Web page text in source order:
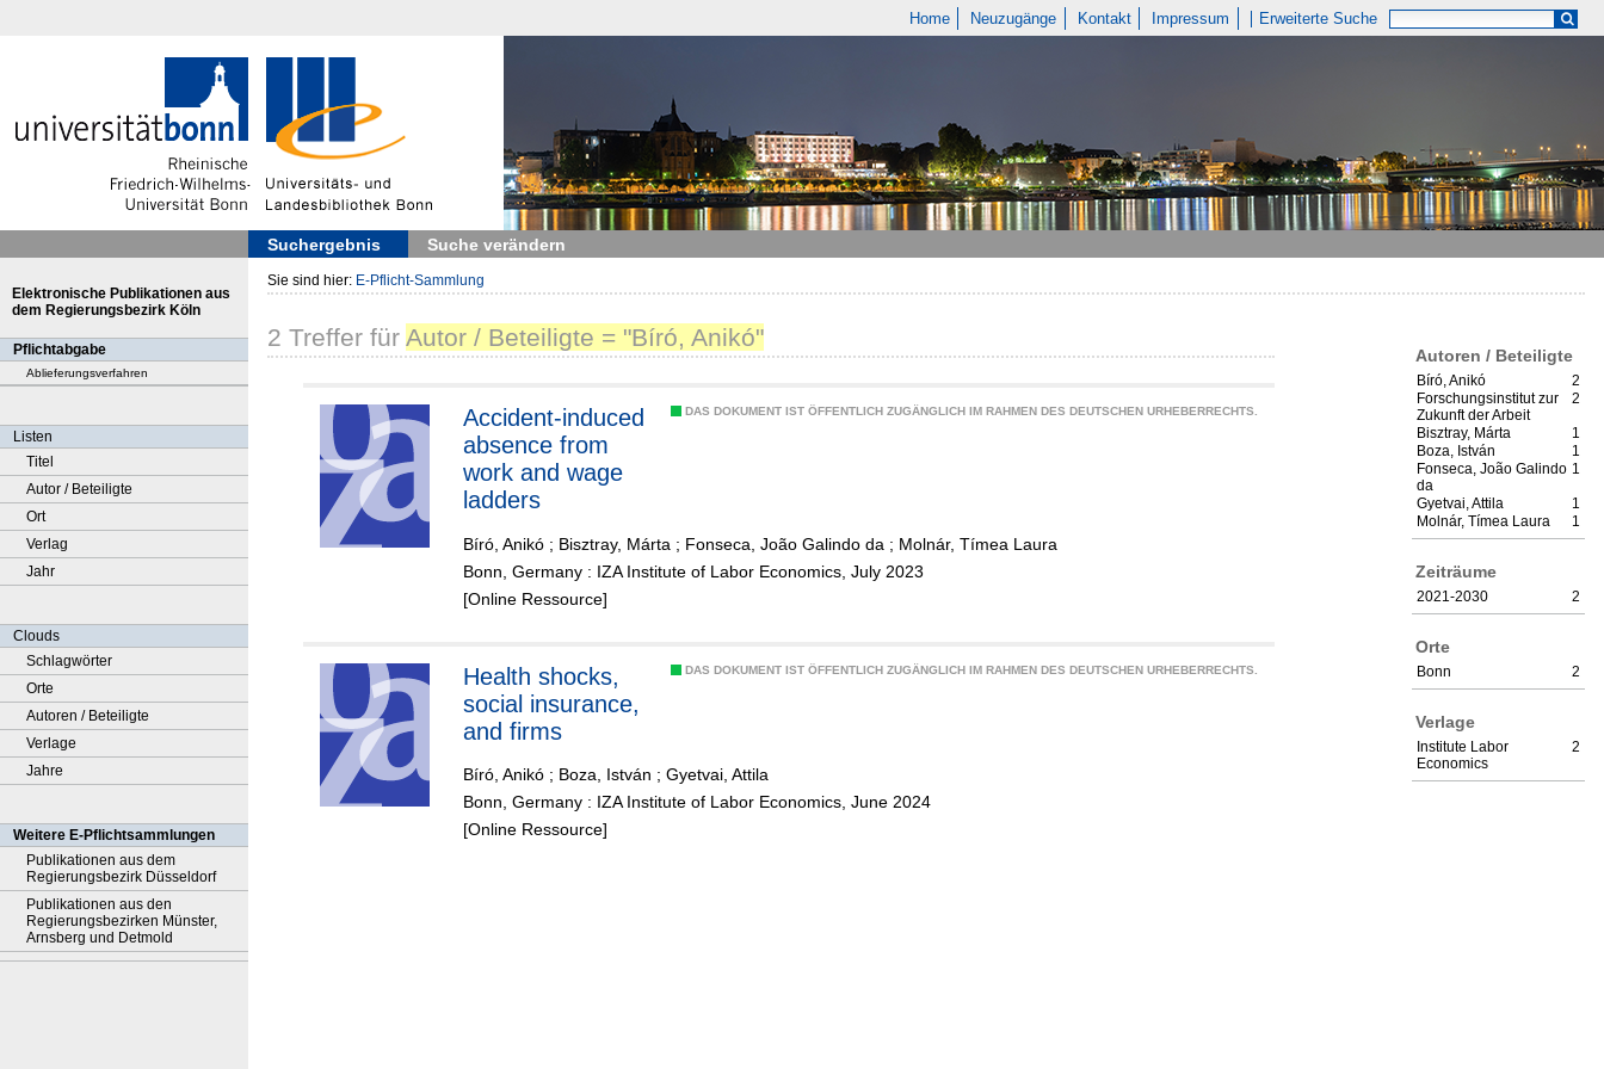
Home Neuzugänge Kontakt Impressum Erweiterte Suche
Suchergebnis Suche verändern
Elektronische Publikationen aus
dem Regierungsbezirk Köln
Pflichtabgabe
Ablieferungsverfahren
Listen
Titel
Autor / Beteiligte
Ort
Verlag
Jahr
Clouds
Schlagwörter
Orte
Autoren / Beteiligte
Verlage
Jahre
Weitere E-Pflichtsammlungen
Publikationen aus dem
Regierungsbezirk Düsseldorf
Publikationen aus den
Regierungsbezirken Münster,
Arnsberg und Detmold
Sie sind hier: E-Pflicht-Sammlung
Autoren / Beteiligte
2
Bíró, Anikó
2
Forschungsinstitut zur
Zukunft der Arbeit
1
Bisztray, Márta
1
Boza, István
1
Fonseca, João Galindo
da
1
Gyetvai, Attila
1
Molnár, Tímea Laura
Zeiträume
2
2021-2030
Orte
2
Bonn
Verlage
2
Institute Labor
Economics
2 Treffer für Autor / Beteiligte = "Bíró, Anikó"
DAS DOKUMENT IST ÖFFENTLICH ZUGÄNGLICH IM RAHMEN DES DEUTSCHEN URHEBERRECHTS.
Accident-induced
absence from
work and wage
ladders
Bíró, Anikó ; Bisztray, Márta ; Fonseca, João Galindo da ; Molnár, Tímea Laura
Bonn, Germany : IZA Institute of Labor Economics, July 2023
[Online Ressource]
DAS DOKUMENT IST ÖFFENTLICH ZUGÄNGLICH IM RAHMEN DES DEUTSCHEN URHEBERRECHTS.
Health shocks,
social insurance,
and firms
Bíró, Anikó ; Boza, István ; Gyetvai, Attila
Bonn, Germany : IZA Institute of Labor Economics, June 2024
[Online Ressource]